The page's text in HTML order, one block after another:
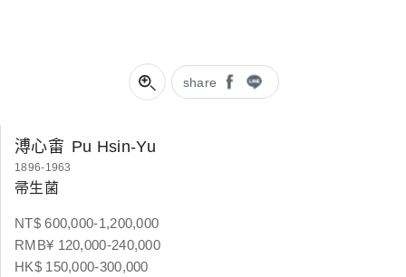
share
溥心畬 Pu Hsin-Yu
1896-1963
帚生菌
NT$ 600,000-1,200,000
RMB¥ 120,000-240,000
HK$ 150,000-300,000